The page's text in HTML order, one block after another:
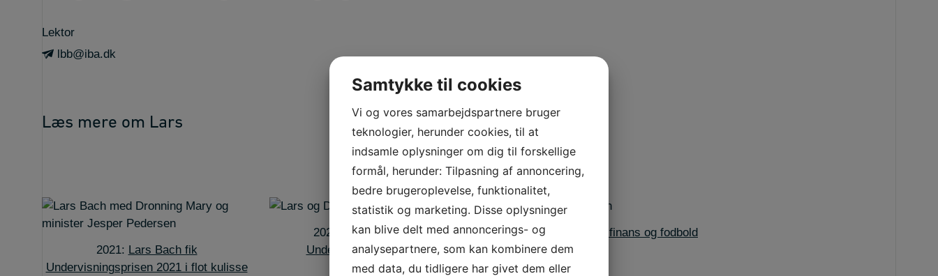
Lektor
lbb@iba.dk
Læs mere om Lars
2021: Lars Bach fik
Undervisningsprisen 2021 i flot kulisse
2021:
Lars Bach vinder
Undervisningsprisen 2021
2020:Lars er fan af finans og fodbold
Samtykke til cookies
Vi og vores samarbejdspartnere bruger
teknologier, herunder cookies, til at
indsamle oplysninger om dig til forskellige
formål, herunder: Tilpasning af annoncering,
bedre brugeroplevelse, funktionalitet,
statistik og marketing. Disse oplysninger
kan blive delt med annoncerings- og
analysepartnere, som kan kombinere dem
med data, du tidligere har givet dem eller